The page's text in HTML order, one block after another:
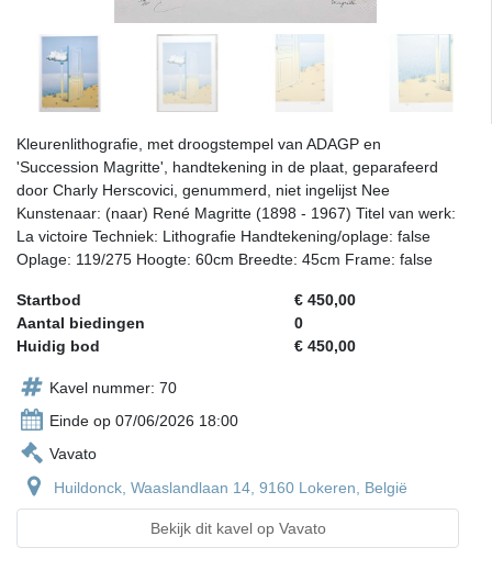
Kleurenlithografie, met droogstempel van ADAGP en
'Succession Magritte', handtekening in de plaat, geparafeerd
door Charly Herscovici, genummerd, niet ingelijst Nee
Kunstenaar: (naar) René Magritte (1898 - 1967) Titel van werk:
La victoire Techniek: Lithografie Handtekening/oplage: false
Oplage: 119/275 Hoogte: 60cm Breedte: 45cm Frame: false
Startbod
€ 450,00
Aantal biedingen
0
Huidig bod
€ 450,00
Kavel nummer: 70
Einde op 07/06/2026 18:00
Vavato
Huildonck, Waaslandlaan 14, 9160 Lokeren, België
Bekijk dit kavel op Vavato